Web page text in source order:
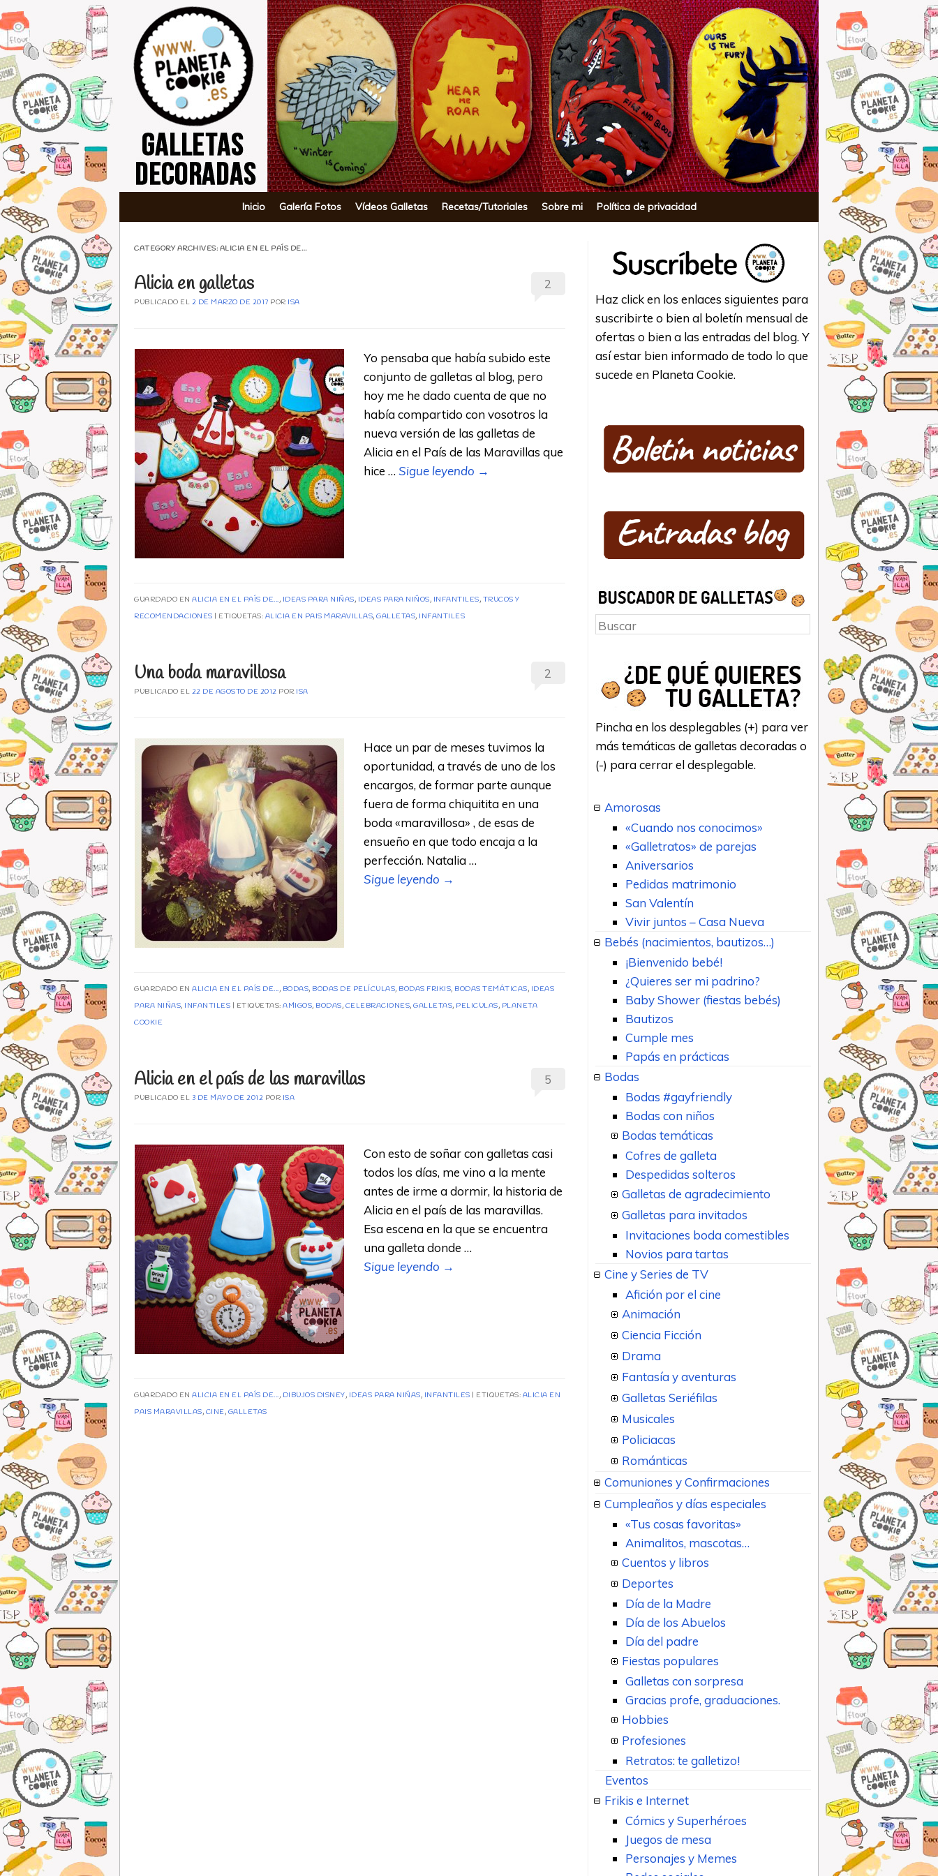
Planeta Cookie
Inicio Galería Fotos Vídeos Galletas Recetas/Tutoriales Sobre mi Política de privacidad
CATEGORY ARCHIVES: ALICIA EN EL PAÍS DE…
Alicia en galletas
PUBLICADO EL 2 DE MARZO DE 2017 POR ISA
2
Yo pensaba que había subido este
conjunto de galletas al blog, pero
hoy me he dado cuenta de que no
había compartido con vosotros la
nueva versión de las galletas de
Alicia en el País de las Maravillas que
hice …Sigue leyendo →
GUARDADO EN ALICIA EN EL PAÍS DE..., IDEAS PARA NIÑAS, IDEAS PARA NIÑOS, INFANTILES, TRUCOS Y
RECOMENDACIONES
ETIQUETAS: ALICIA EN PAIS MARAVILLAS, GALLETAS, INFANTILES
Una boda maravillosa
PUBLICADO EL 22 DE AGOSTO DE 2012 POR ISA
2
Hace un par de meses tuvimos la
oportunidad, a través de uno de los
encargos, de formar parte aunque
fuera de forma chiquitita en una
boda «maravillosa» , de esas de
ensueño en que todo encaja a la
perfección. Natalia …
Sigue leyendo →
GUARDADO EN ALICIA EN EL PAÍS DE..., BODAS, BODAS DE PELÍCULAS, BODAS FRIKIS, BODAS TEMÁTICAS, IDEAS
PARA NIÑAS, INFANTILES ETIQUETAS: AMIGOS, BODAS, CELEBRACIONES, GALLETAS, PELICULAS, PLANETA
COOKIE
Alicia en el país de las maravillas
PUBLICADO EL 3 DE MAYO DE 2012 POR ISA
5
Con esto de soñar con galletas casi
todos los días, me vino a la mente
antes de irme a dormir, la historia de
Alicia en el país de las maravillas.
Esa escena en la que se encuentra
una galleta donde …
Sigue leyendo →
GUARDADO EN ALICIA EN EL PAÍS DE..., DIBUJOS DISNEY, IDEAS PARA NIÑAS, INFANTILES ETIQUETAS: ALICIA EN
PAIS MARAVILLAS, CINE, GALLETAS
Haz click en los enlaces siguientes para
suscribirte o bien al boletín mensual de
ofertas o bien a las entradas del blog. Y
así estar bien informado de todo lo que
sucede en Planeta Cookie.
Buscar
Pincha en los desplegables (+) para ver
más temáticas de galletas decoradas o
(-) para cerrar el desplegable.
Amorosas
«Cuando nos conocimos»
«Galletratos» de parejas
Aniversarios
Pedidas matrimonio
San Valentín
Vivir juntos – Casa Nueva
Bebés (nacimientos, bautizos…)
¡Bienvenido bebé!
¿Quieres ser mi padrino?
Baby Shower (fiestas bebés)
Bautizos
Cumple mes
Papás en prácticas
Bodas
Bodas #gayfriendly
Bodas con niños
Bodas temáticas
Cofres de galleta
Despedidas solteros
Galletas de agradecimiento
Galletas para invitados
Invitaciones boda comestibles
Novios para tartas
Cine y Series de TV
Afición por el cine
Animación
Ciencia Ficción
Drama
Fantasía y aventuras
Galletas Seriéfilas
Musicales
Policiacas
Románticas
Comuniones y Confirmaciones
Cumpleaños y días especiales
«Tus cosas favoritas»
Animalitos, mascotas…
Cuentos y libros
Deportes
Día de la Madre
Día de los Abuelos
Día del padre
Fiestas populares
Galletas con sorpresa
Gracias profe, graduaciones.
Hobbies
Profesiones
Retratos: te galletizo!
Eventos
Frikis e Internet
Cómics y Superhéroes
Juegos de mesa
Personajes y Memes